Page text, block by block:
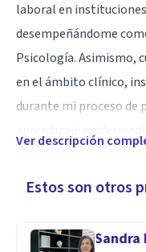
laboral en
desempeñándome
Psicología. Asimismo,
en el ámbito clínico,
durante mi proceso de
bienestar emocional y
personas,
empatía, la escucha
Ver descripción
Estos son otros
Sandra